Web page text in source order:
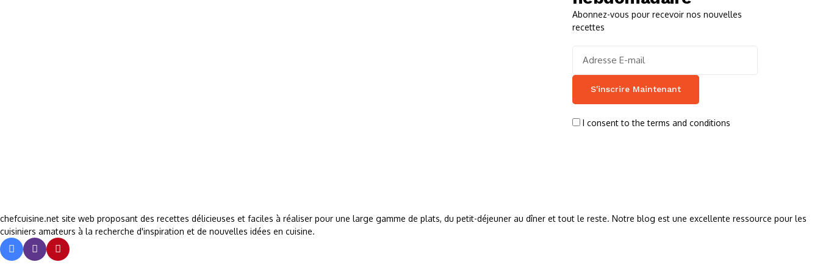
Abonnez-vous pour recevoir nos nouvelles
recettes
I consent to the terms and conditions
chefcuisine.net site web proposant des recettes délicieuses et faciles à réaliser pour une large gamme de plats, du petit-déjeuner au dîner et tout le reste. Notre blog est une excellente ressource pour les
cuisiniers amateurs à la recherche d'inspiration et de nouvelles idées en cuisine.